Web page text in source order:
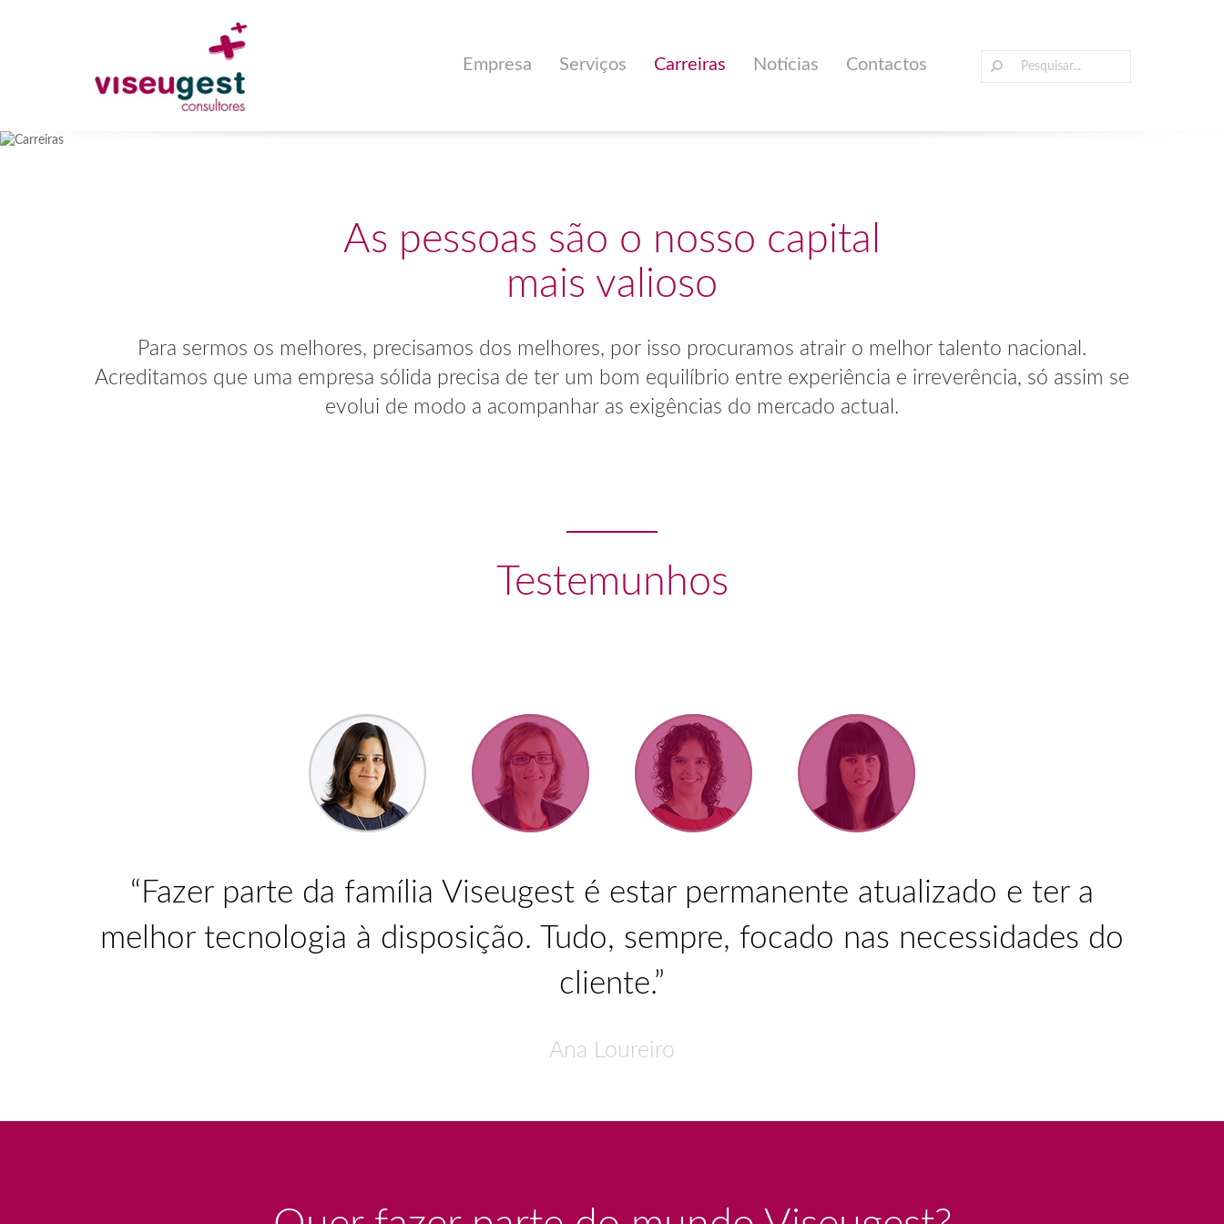
Empresa Serviços Carreiras Notícias Contactos
Pesquisar
As pessoas são o nosso capital
mais valioso
Para sermos os melhores, precisamos dos melhores, por isso procuramos atrair o melhor talento nacional.
Acreditamos que uma empresa sólida precisa de ter um bom equilíbrio entre experiência e irreverência, só assim se
evolui de modo a acompanhar as exigências do mercado actual.
Testemunhos
“Fazer parte da família Viseugest é estar permanente atualizado e ter a
melhor tecnologia à disposição. Tudo, sempre, focado nas necessidades do
cliente.”
Ana Loureiro